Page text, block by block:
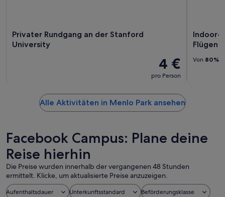
Privater Rundgang an der Stanford
University
4 €
pro Person
Indoor-
Flügen
Von 80%
Alle Aktivitäten in Menlo Park ansehen
Facebook Campus: Plane deine
Reise hierhin
Die Preise wurden innerhalb der vergangenen 48 Stunden
ermittelt. Klicke, um aktualisierte Preise anzuzeigen.
Aufenthaltsdauer Unterkunftsstandard
Beförderungsklasse